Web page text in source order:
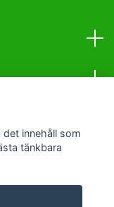
innehåll som
tänkbara